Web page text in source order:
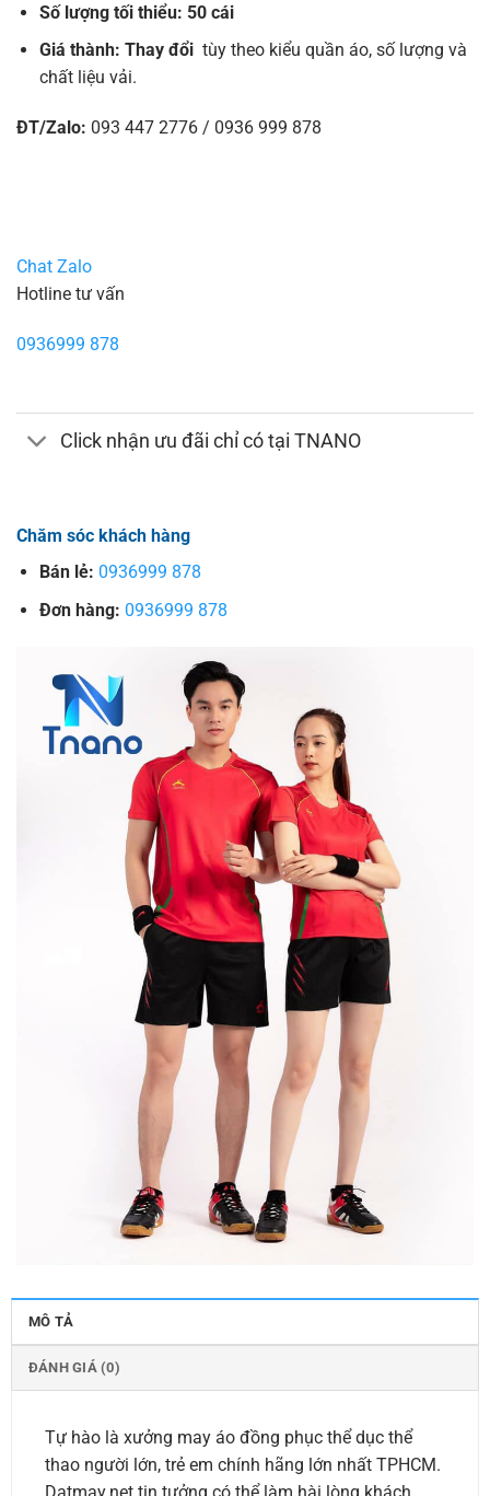
Số lượng tối thiểu: 50 cái
Giá thành: Thay đổi tùy theo kiểu quần áo, số lượng và
chất liệu vải.
ĐT/Zalo: 093 447 2776 / 0936 999 878
Chat Zalo
Hotline tư vấn
0936999 878
Click nhận ưu đãi chỉ có tại TNANO
Chăm sóc khách hàng
Bán lẻ: 0936999 878
Đơn hàng: 0936999 878
MÔ TẢ
ĐÁNH GIÁ (0)
Tự hào là xưởng may áo đồng phục thể dục thể
thao người lớn, trẻ em chính hãng lớn nhất TPHCM.